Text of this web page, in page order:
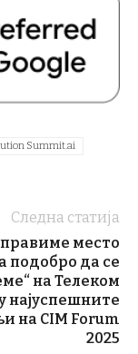
Summit.ai
Следна статија
место
подобро да се
на Телеком
најуспешните
на CIM Forum
2025